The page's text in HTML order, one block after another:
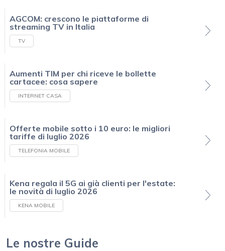
AGCOM: crescono le piattaforme di
streaming TV in Italia
TV
Aumenti TIM per chi riceve le bollette
cartacee: cosa sapere
INTERNET CASA
Offerte mobile sotto i 10 euro: le migliori
tariffe di luglio 2026
TELEFONIA MOBILE
Kena regala il 5G ai già clienti per l'estate:
le novità di luglio 2026
KENA MOBILE
Le nostre Guide